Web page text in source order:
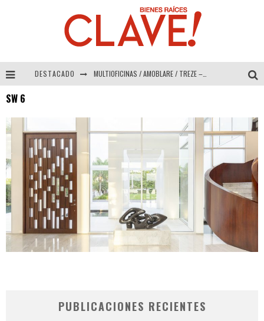
DESTACADO MULTIOFICINAS / AMOBLARE / TREZE – Especial Interiorismo & Decoración 2026
COLINEAL – Especial Interiorismo & Decoración 2026
SW 6
PUBLICACIONES RECIENTES